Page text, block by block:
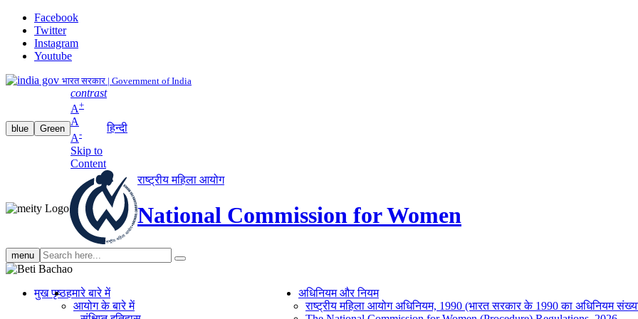
Facebook
Twitter
Instagram
Youtube
भारत सरकार | Government of India
blue Green
contrast
A+
A
A-
Skip to
Content
हिन्दी
राष्ट्रीय महिला आयोग
National Commission for Women
menu Search
search
मुख पृष्ठहमारे बारे में
आयोग के बारे में
अधिनियम और नियम
राष्ट्रीय महिला आयोग अधिनियम, 1990 (भारत सरकार के 1990 का अधिनियम